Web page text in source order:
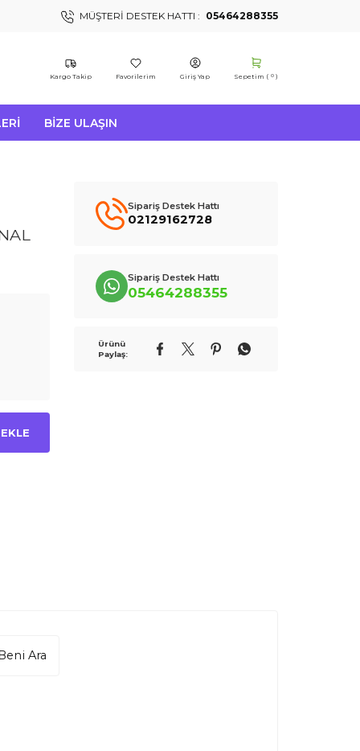
MÜŞTERI DESTEK HATTI : 05464288355
Kargo Takip Favorilerim Giriş Yap Sepetim ( 0 )
BIZE ULAŞIN
Sipariş Destek Hattı
02129162728
Sipariş Destek Hattı
05464288355
Ürünü
Paylaş:
Ara